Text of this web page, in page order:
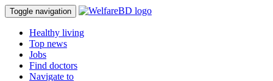
Toggle navigation
Healthy living
Top news
Jobs
Find doctors
Navigate to